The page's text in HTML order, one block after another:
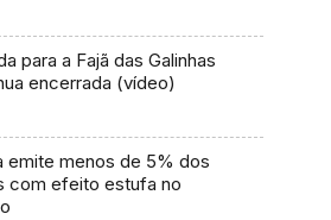
para a Fajã das Galinhas
encerrada (vídeo)
emite menos de 5% dos
com efeito estufa no